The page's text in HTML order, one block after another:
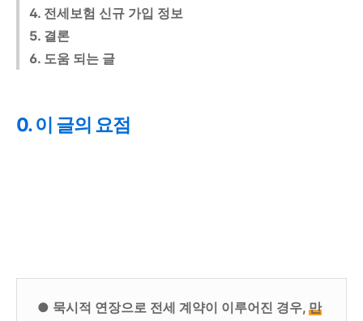
4. 전세보험 신규 가입 정보
5. 결론
6. 도움 되는 글
0. 이 글의 요점
● 묵시적 연장으로 전세 계약이 이루어진 경우, 만